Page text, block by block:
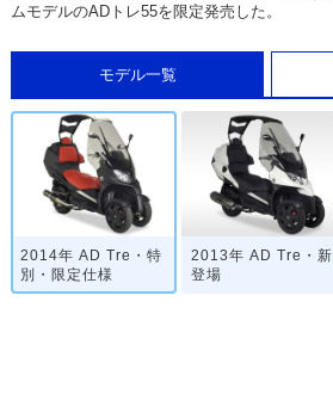
ムモデルのADトレ55を限定発売した。
モデル一覧
2014年 AD Tre・特
別・限定仕様
2013年 AD Tre・新
登場